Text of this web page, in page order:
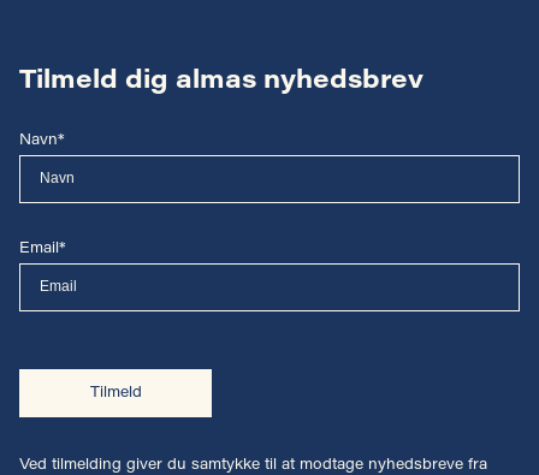
Tilmeld dig almas nyhedsbrev
Navn*
Email*
Tilmeld
Ved tilmelding giver du samtykke til at modtage nyhedsbreve fra